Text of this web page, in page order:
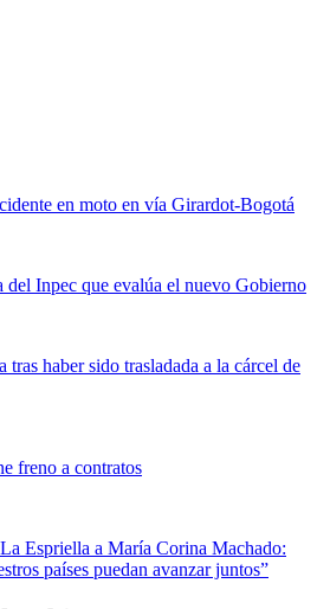
en moto en vía Girardot-Bogotá
del Inpec que evalúa el nuevo Gobierno
haber sido trasladada a la cárcel de
freno a contratos
Espriella a María Corina Machado:
países puedan avanzar juntos”